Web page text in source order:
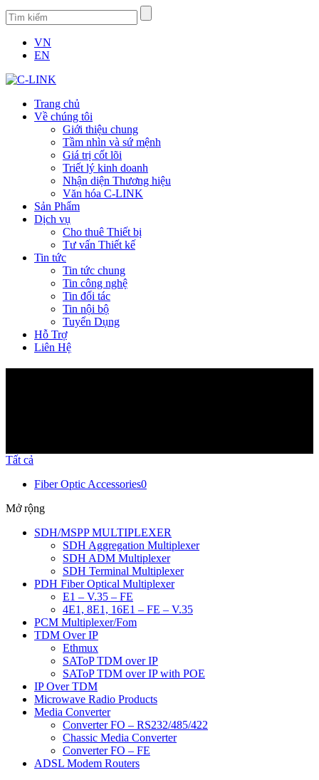
VN
EN
Trang chủ
Về chúng tôi
Giới thiệu chung
Tầm nhìn và sứ mệnh
Giá trị cốt lõi
Triết lý kinh doanh
Nhận diện Thương hiệu
Văn hóa C-LINK
Sản Phẩm
Dịch vụ
Cho thuê Thiết bị
Tư vấn Thiết kế
Tin tức
Tin tức chung
Tin công nghệ
Tin đối tác
Tin nội bộ
Tuyển Dụng
Hỗ Trợ
Liên Hệ
Tất cả
Fiber Optic Accessories0
Mở rộng
SDH/MSPP MULTIPLEXER
SDH Aggregation Multiplexer
SDH ADM Multiplexer
SDH Terminal Multiplexer
PDH Fiber Optical Multiplexer
E1 – V.35 – FE
4E1, 8E1, 16E1 – FE – V.35
PCM Multiplexer/Fom
TDM Over IP
Ethmux
SAToP TDM over IP
SAToP TDM over IP with POE
IP Over TDM
Microwave Radio Products
Media Converter
Converter FO – RS232/485/422
Chassic Media Converter
Converter FO – FE
ADSL Modem Routers